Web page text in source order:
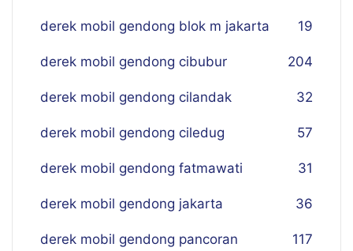
derek mobil gendong blok m jakarta 19
derek mobil gendong cibubur 204
derek mobil gendong cilandak 32
derek mobil gendong ciledug 57
derek mobil gendong fatmawati 31
derek mobil gendong jakarta 36
derek mobil gendong pancoran 117